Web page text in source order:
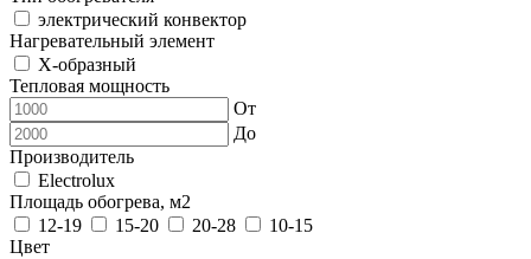
электрический конвектор
Нагревательный элемент
Х-образный
Тепловая мощность
От
До
Производитель
Electrolux
Площадь обогрева, м2
12-19
15-20 20-28
10-15
Цвет